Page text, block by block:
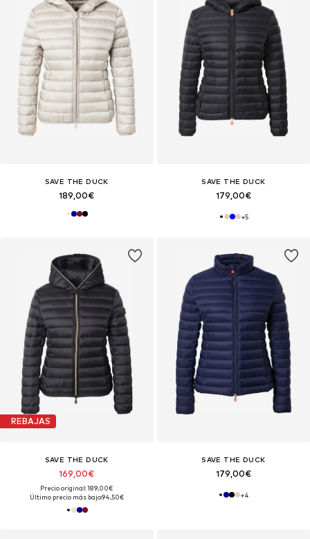
SAVE THE DUCK
189,00€
SAVE THE DUCK
179,00€
+5
REBAJAS
SAVE THE DUCK
169,00€
Precio original: 189,00€
Último precio más bajo:94,50€
SAVE THE DUCK
179,00€
+4